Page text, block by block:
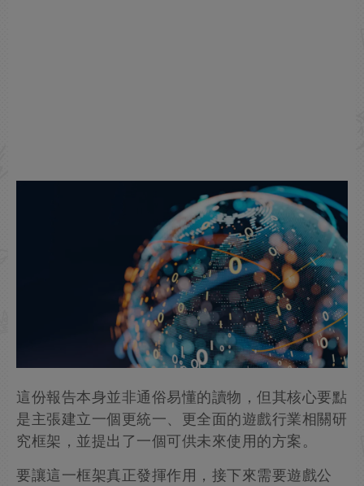
這份報告本身並非通俗易懂的讀物，但其核心要點
是主張建立一個更統一、更全面的遊戲行業相關研
究框架，並提出了一個可供未來使用的方案。
要讓這一框架真正發揮作用，接下來需要遊戲公